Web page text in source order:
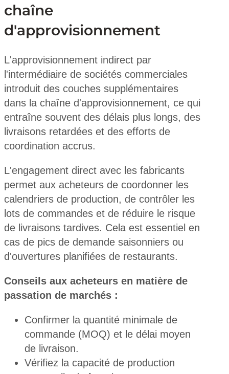
chaîne
d'approvisionnement
L'approvisionnement indirect par
l'intermédiaire de sociétés commerciales
introduit des couches supplémentaires
dans la chaîne d'approvisionnement, ce qui
entraîne souvent des délais plus longs, des
livraisons retardées et des efforts de
coordination accrus.
L'engagement direct avec les fabricants
permet aux acheteurs de coordonner les
calendriers de production, de contrôler les
lots de commandes et de réduire le risque
de livraisons tardives. Cela est essentiel en
cas de pics de demande saisonniers ou
d'ouvertures planifiées de restaurants.
Conseils aux acheteurs en matière de
passation de marchés :
Confirmer la quantité minimale de
commande (MOQ) et le délai moyen
de livraison.
Vérifiez la capacité de production